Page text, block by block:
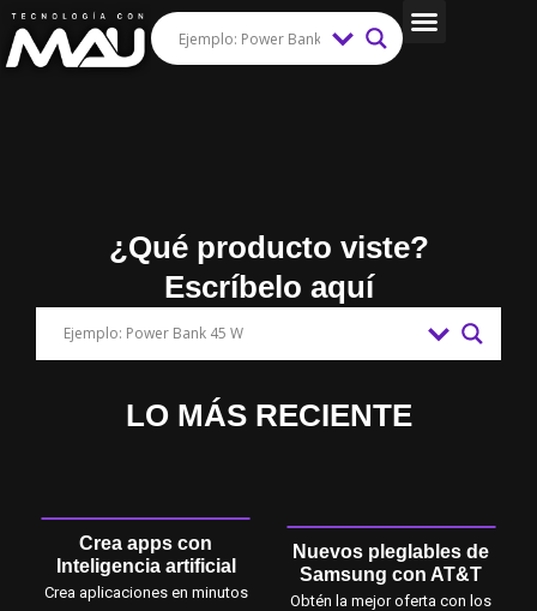
Ir
al
contenido
¿Qué producto viste?
Escríbelo aquí
LO MÁS RECIENTE
Crea apps con
Inteligencia artificial
Crea aplicaciones en minutos
Nuevos pleglables de
Samsung con AT&T
Obtén la mejor oferta con los